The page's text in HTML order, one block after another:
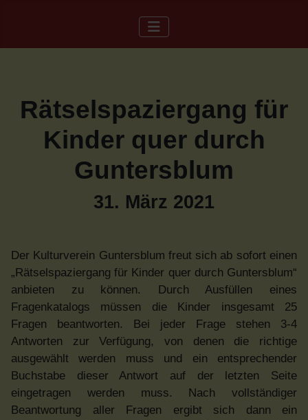
Rätselspaziergang für
Kinder quer durch
Guntersblum
31. März 2021
Der Kulturverein Guntersblum freut sich ab sofort einen
„Rätselspaziergang für Kinder quer durch Guntersblum“
anbieten zu können. Durch Ausfüllen eines
Fragenkatalogs müssen die Kinder insgesamt 25
Fragen beantworten. Bei jeder Frage stehen 3-4
Antworten zur Verfügung, von denen die richtige
ausgewählt werden muss und ein entsprechender
Buchstabe dieser Antwort auf der letzten Seite
eingetragen werden muss. Nach vollständiger
Beantwortung aller Fragen ergibt sich dann ein